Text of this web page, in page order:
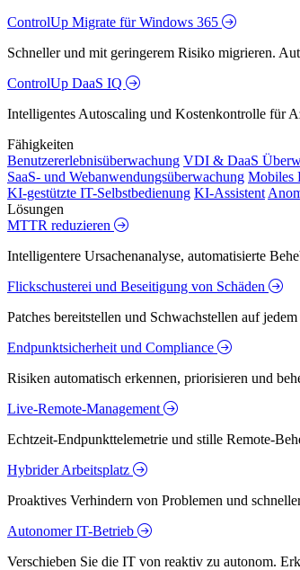
ControlUp Migrate für Windows 365
Schneller und mit geringerem Risiko migrieren.
ControlUp DaaS IQ
Intelligentes Autoscaling und Kostenkontrolle für
Fähigkeiten
Benutzererlebnisüberwachung VDI & DaaS
SaaS- und Webanwendungsüberwachung Mobiles
KI-gestützte IT-Selbstbedienung KI-Assistent
Lösungen
MTTR reduzieren
Intelligentere Ursachenanalyse, automatisierte
Flickschusterei und Beseitigung von Schäden
Patches bereitstellen und Schwachstellen auf
Endpunktsicherheit und Compliance
Risiken automatisch erkennen, priorisieren und
Live-Remote-Management
Echtzeit-Endpunkttelemetrie und stille Remote-
Hybrider Arbeitsplatz
Proaktives Verhindern von Problemen und
Autonomer IT-Betrieb
Verschieben Sie die IT von reaktiv zu autonom.